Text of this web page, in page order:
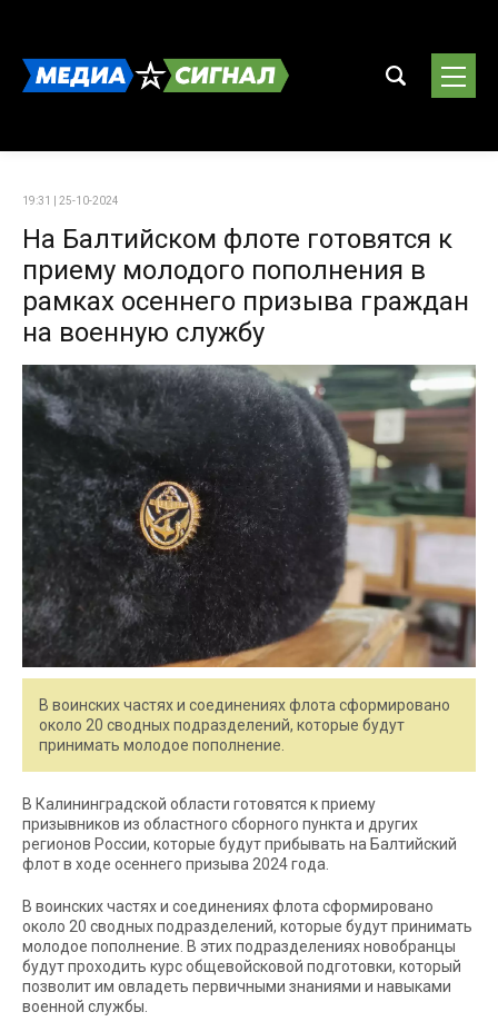
19:31 | 25-10-2024
На Балтийском флоте готовятся к
приему молодого пополнения в
рамках осеннего призыва граждан
на военную службу
В воинских частях и соединениях флота сформировано
около 20 сводных подразделений, которые будут
принимать молодое пополнение.
В Калининградской области готовятся к приему
призывников из областного сборного пункта и других
регионов России, которые будут прибывать на Балтийский
флот в ходе осеннего призыва 2024 года.
В воинских частях и соединениях флота сформировано
около 20 сводных подразделений, которые будут принимать
молодое пополнение. В этих подразделениях новобранцы
будут проходить курс общевойсковой подготовки, который
позволит им овладеть первичными знаниями и навыками
военной службы.